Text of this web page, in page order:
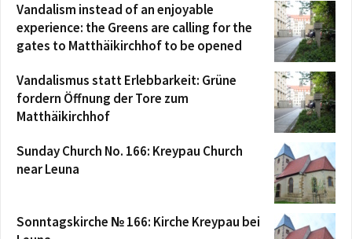
Vandalism instead of an enjoyable
experience: the Greens are calling for the
gates to Matthäikirchhof to be opened
Vandalismus statt Erlebbarkeit: Grüne
fordern Öffnung der Tore zum
Matthäikirchhof
Sunday Church No. 166: Kreypau Church
near Leuna
Sonntagskirche № 166: Kirche Kreypau bei